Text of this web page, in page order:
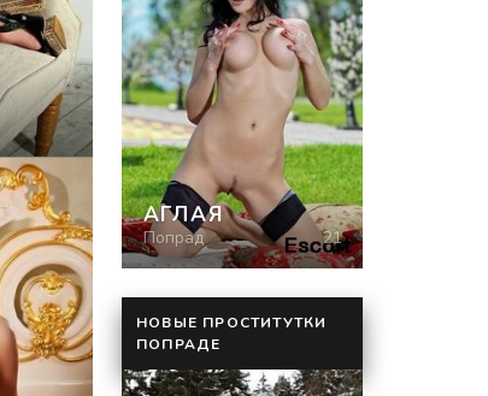
АГЛАЯ
Попрад 21
НОВЫЕ ПРОСТИТУТКИ
ПОПРАДЕ